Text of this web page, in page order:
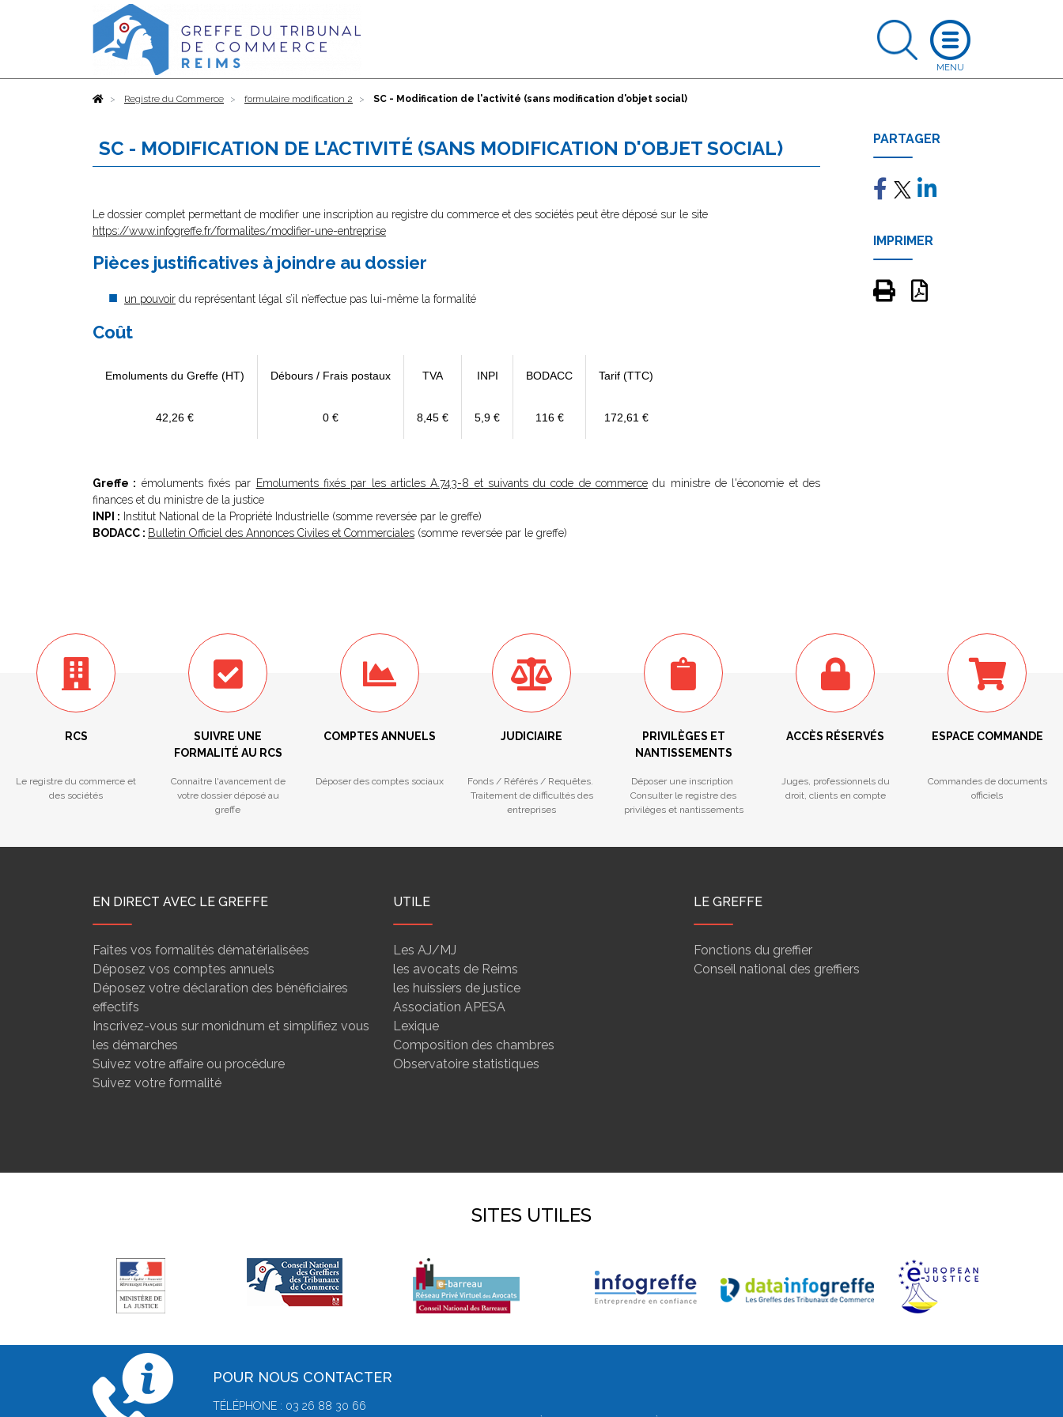
AccueilRegistre du Commerce formulaire modification 2 SC - Modification de l'activité (sans modification d'objet social)
SC - MODIFICATION DE L'ACTIVITÉ (SANS MODIFICATION D'OBJET SOCIAL)
Le dossier complet permettant de modifier une inscription au registre du commerce et des sociétés peut être déposé sur le site
https://www.infogreffe.fr/formalites/modifier-une-entreprise
Pièces justificatives à joindre au dossier
un pouvoir du représentant légal s’il n’effectue pas lui-même la formalité
Coût
Emoluments du Greffe (HT) Débours / Frais postaux TVA INPI BODACC Tarif (TTC)
42,26 € 0 € 8,45 € 5,9 € 116 € 172,61 €
Greffe : émoluments fixés par Emoluments fixés par les articles A.743-8 et suivants du code de commerce du ministre de l'économie et des
finances et du ministre de la justice
INPI : Institut National de la Propriété Industrielle (somme reversée par le greffe)
BODACC : Bulletin Officiel des Annonces Civiles et Commerciales (somme reversée par le greffe)
PARTAGER
IMPRIMER
RCS
Le registre du commerce et
des sociétés
SUIVRE UNE
FORMALITÉ AU RCS
Connaitre l'avancement de
votre dossier déposé au
greffe
COMPTES ANNUELS
Déposer des comptes sociaux
JUDICIAIRE
Fonds / Référés / Requêtes.
Traitement de difficultés des
entreprises
PRIVILÈGES ET
NANTISSEMENTS
Déposer une inscription
Consulter le registre des
privilèges et nantissements
ACCÈS RÉSERVÉS
Juges, professionnels du
droit, clients en compte
ESPACE COMMANDE
Commandes de documents
officiels
EN DIRECT AVEC LE GREFFE
Faites vos formalités dématérialisées
Déposez vos comptes annuels
Déposez votre déclaration des bénéficiaires
effectifs
Inscrivez-vous sur monidnum et simplifiez vous
les démarches
Suivez votre affaire ou procédure
Suivez votre formalité
UTILE
Les AJ/MJ
les avocats de Reims
les huissiers de justice
Association APESA
Lexique
Composition des chambres
Observatoire statistiques
LE GREFFE
Fonctions du greffier
Conseil national des greffiers
SITES UTILES
POUR NOUS CONTACTER
TÉLÉPHONE : 03 26 88 30 66